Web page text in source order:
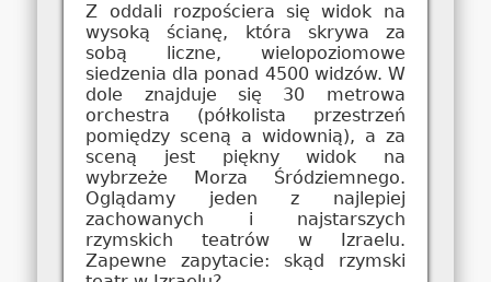
Z oddali rozpościera się widok na
wysoką ścianę, która skrywa za
sobą liczne, wielopoziomowe
siedzenia dla ponad 4500 widzów. W
dole znajduje się 30 metrowa
orchestra (półkolista przestrzeń
pomiędzy sceną a widownią), a za
sceną jest piękny widok na
wybrzeże Morza Śródziemnego.
Oglądamy jeden z najlepiej
zachowanych i najstarszych
rzymskich teatrów w Izraelu.
Zapewne zapytacie: skąd rzymski